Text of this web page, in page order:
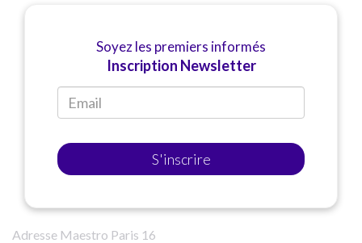
Soyez les premiers informés
Inscription Newsletter
S'inscrire
Adresse Maestro Paris 16